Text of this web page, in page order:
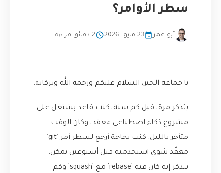
سطر الأوامر؟
أبو عمر 23 مايو، 2026 2 دقائق قراءة
يا جماعة الخير، السلام عليكم ورحمة الله وبركاته.
بتذكر مرة، قبل كم سنة، كنت قاعد بشتغل على
مشروع ذكاء اصطناعي معقد، وكان الوقت
معقّد شوي استخدمته قبل أسبوعين يمكن.
بتذكر إنه كان فيه `rebase` مع `squash` وكم